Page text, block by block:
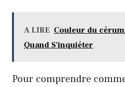
A LIRE Couleur du
Quand S'inquiéter
Pour comprendre